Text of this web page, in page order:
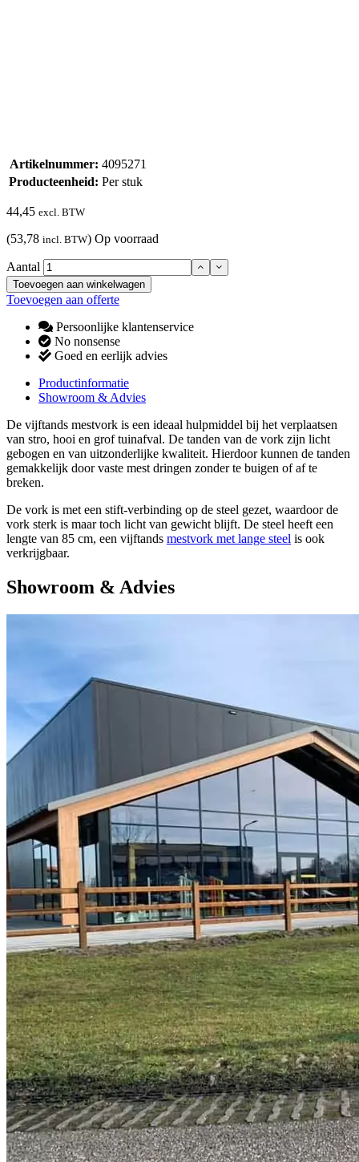
Artikelnummer: 4095271
Producteenheid: Per stuk
44,45 excl. BTW
(53,78 incl. BTW) Op voorraad
Aantal
Toevoegen aan winkelwagen
Toevoegen aan offerte
Persoonlijke klantenservice
No nonsense
Goed en eerlijk advies
Productinformatie
Showroom & Advies
De vijftands mestvork is een ideaal hulpmiddel bij het verplaatsen
van stro, hooi en grof tuinafval. De tanden van de vork zijn licht
gebogen en van uitzonderlijke kwaliteit. Hierdoor kunnen de tanden
gemakkelijk door vaste mest dringen zonder te buigen of af te
breken.
De vork is met een stift-verbinding op de steel gezet, waardoor de
vork sterk is maar toch licht van gewicht blijft. De steel heeft een
lengte van 85 cm, een vijftands mestvork met lange steel is ook
verkrijgbaar.
Showroom & Advies